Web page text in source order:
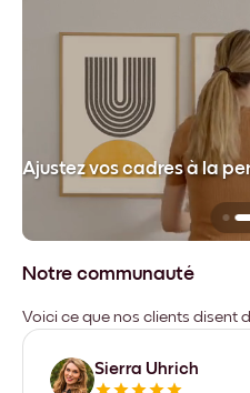
Ajustez vos cadres à la
Notre communauté
Voici ce que nos clients disent
Sierra Uhrich